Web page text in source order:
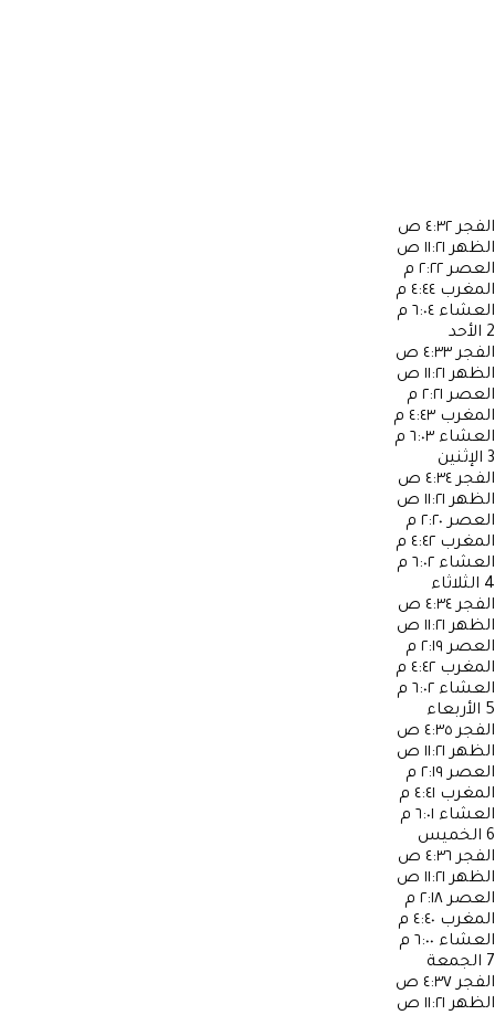
الفجر ٤:٣٢ ص
الظهر ١١:٢١ ص
العصر ٢:٢٢ م
المغرب ٤:٤٤ م
العشاء ٦:٠٤ م
2 الأحد
الفجر ٤:٣٣ ص
الظهر ١١:٢١ ص
العصر ٢:٢١ م
المغرب ٤:٤٣ م
العشاء ٦:٠٣ م
3 الإثنين
الفجر ٤:٣٤ ص
الظهر ١١:٢١ ص
العصر ٢:٢٠ م
المغرب ٤:٤٢ م
العشاء ٦:٠٢ م
4 الثلاثاء
الفجر ٤:٣٤ ص
الظهر ١١:٢١ ص
العصر ٢:١٩ م
المغرب ٤:٤٢ م
العشاء ٦:٠٢ م
5 الأربعاء
الفجر ٤:٣٥ ص
الظهر ١١:٢١ ص
العصر ٢:١٩ م
المغرب ٤:٤١ م
العشاء ٦:٠١ م
6 الخميس
الفجر ٤:٣٦ ص
الظهر ١١:٢١ ص
العصر ٢:١٨ م
المغرب ٤:٤٠ م
العشاء ٦:٠٠ م
7 الجمعة
الفجر ٤:٣٧ ص
الظهر ١١:٢١ ص